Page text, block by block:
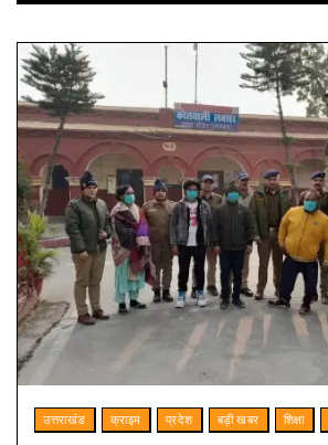
उत्तराखंड क्राइम प्रदेश बड़ी खबर शिक्षा